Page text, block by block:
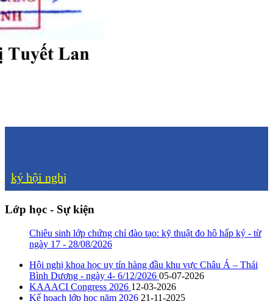
ký hội nghị
Lớp học - Sự kiện
Chiêu sinh lớp chứng chỉ đào tạo: kỹ thuật đo hô hấp ký - từ
ngày 17 - 28/08/2026
Hội nghị khoa học uy tín hàng đầu khu vực Châu Á – Thái
Bình Dương - ngày 4- 6/12/2026 05-07-2026
KAAACI Congress 2026 12-03-2026
Kế hoạch lớp học năm 2026 21-11-2025